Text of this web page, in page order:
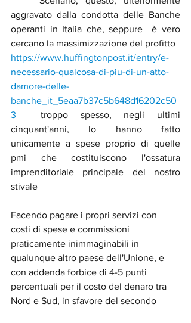
aggravato dalla condotta delle Banche
operanti in Italia che, seppure  è vero
cercano la massimizzazione del profitto
https://www.huffingtonpost.it/entry/e-
necessario-qualcosa-di-piu-di-un-atto-
damore-delle-
banche_it_5eaa7b37c5b648d16202c50
3
  troppo spesso, negli ultimi
cinquant'anni, lo hanno fatto
unicamente a spese proprio di quelle
pmi che costituiscono l'ossatura
imprenditoriale principale del nostro
stivale
Facendo pagare i propri servizi con
costi di spese e commissioni
praticamente inimmaginabili in
qualunque altro paese dell'Unione, e
con addenda forbice di 4-5 punti
percentuali per il costo del denaro tra
Nord e Sud, in sfavore del secondo